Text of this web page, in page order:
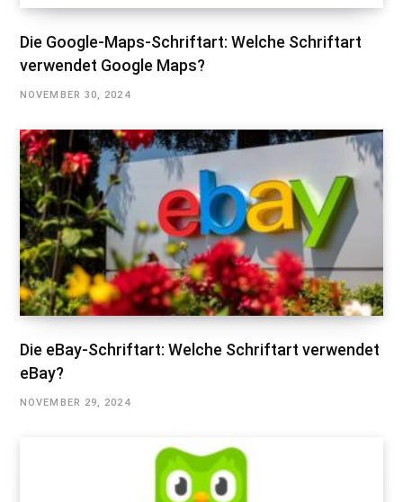
Die Google-Maps-Schriftart: Welche Schriftart
verwendet Google Maps?
NOVEMBER 30, 2024
Die eBay-Schriftart: Welche Schriftart verwendet
eBay?
NOVEMBER 29, 2024